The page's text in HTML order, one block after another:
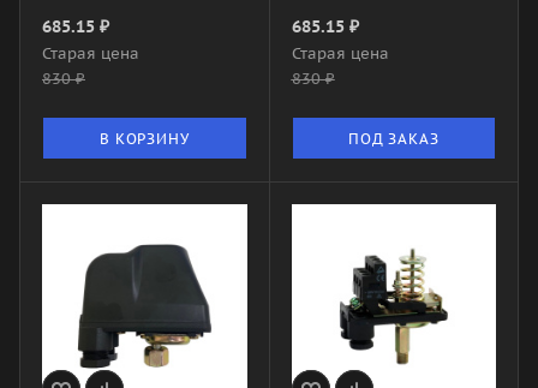
685.15 ₽
Старая цена
830₽
В КОРЗИНУ
685.15₽
Старая цена
830₽
ПОД ЗАКАЗ